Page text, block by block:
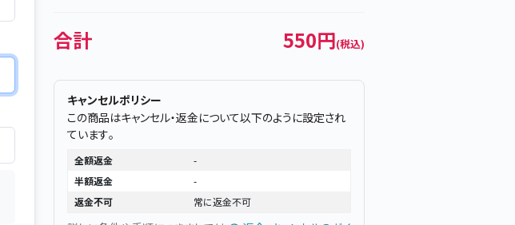
合計 550円(税込)
キャンセルポリシー
この商品はキャンセル・返金について以下のように設定され
ています。
全額返金
-
半額返金
-
返金不可
常に返金不可